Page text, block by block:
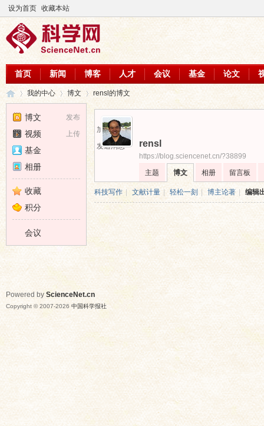
设为首页 收藏本站
首页 新闻 博客 人才 会议 基金 论文
›
我的中心 博文 rensl的博文
加为好友
发送消息
rensl
https://blog.sciencenet.cn/?38899
主题
博文 相册 留言板
科技写作 文献计量 轻松一刻 博主论著 编辑
发布
博文
上传
视频
基金
相册
收藏
积分
会议
Powered by ScienceNet.cn
Copyright © 2007-2026 中国科学报社